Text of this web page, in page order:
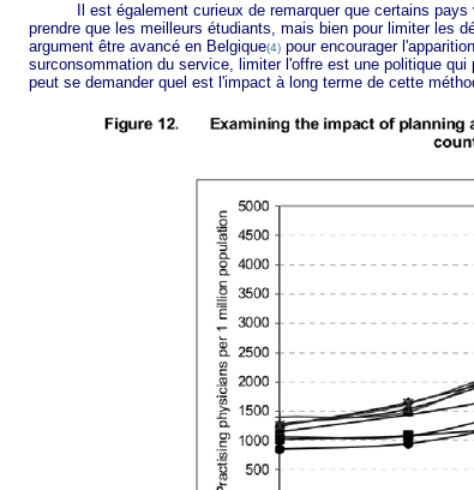
Il est également curieux de remarquer que certains pays
prendre que les meilleurs étudiants, mais bien pour limiter les
argument être avancé en Belgique(4) pour encourager
surconsommation du service, limiter l'offre est une politique
peut se demander quel est l'impact à long terme de cette